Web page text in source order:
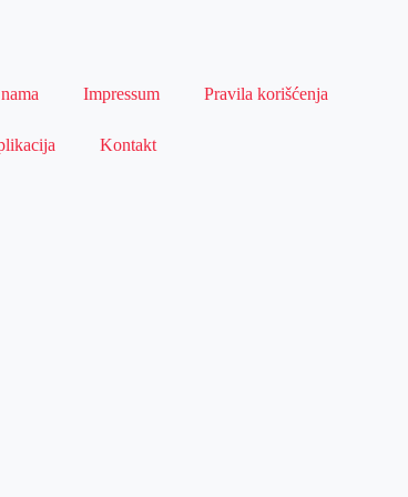
Impressum Pravila korišćenja
Kontakt